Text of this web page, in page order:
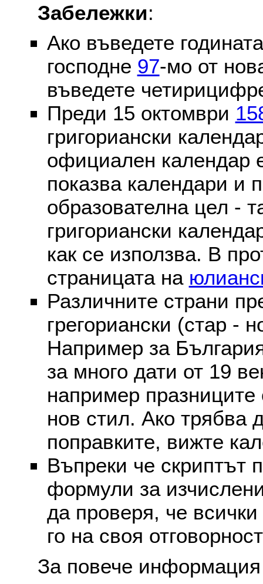
Забележки:
Ако въведете
господне 97-мо от
въведете
Преди 15 октомври
григориански
официален календар
показва календари и
образователна цел -
григориански
как се използва. В
страницата на
Различните страни
грегориански (стар -
Например за
за много дати от 19
например празниците
нов стил. Ако трябва
поправките, вижте
Въпреки че скриптът
формули за
да проверя, че
го на своя
За повече информация